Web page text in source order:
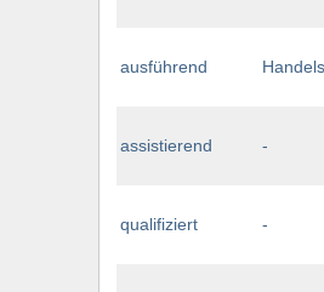
ausführend
assistierend -
qualifiziert -